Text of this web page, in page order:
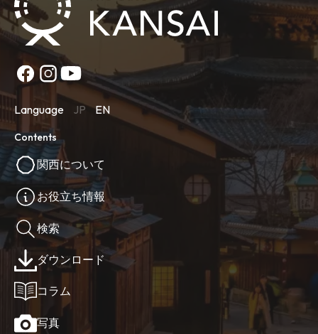
Language JP EN
Contents
関西について
お役立ち情報
検索
ダウンロード
コラム
写真